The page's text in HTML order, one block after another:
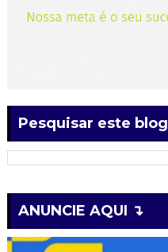
Pesquisar este blog
ANUNCIE AQUI ↴